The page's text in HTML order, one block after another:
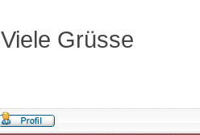
Viele Grüsse